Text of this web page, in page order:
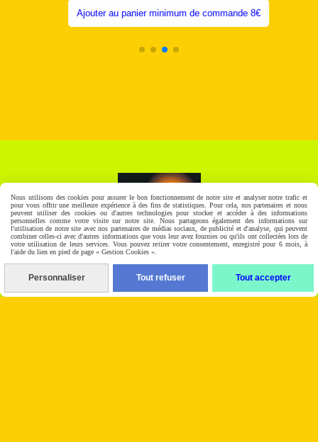
Article hors stock
Conformément aux articles 39 et suivants de la loi n° 78-17 du 6
janvier 1978 modifiée en 2004 relative à l’informatique, aux fichiers
et aux libertés, toute personne peut obtenir communication et, le
Nous utilisons des cookies pour assurer le bon fonctionnement de notre site et analyser notre trafic et
pour vous offrir une meilleure expérience à des fins de statistiques. Pour cela, nos partenaires et nous
peuvent utiliser des cookies ou d'autres technologies pour stocker et accéder à des informations
personnelles comme votre visite sur notre site. Nous partageons également des informations sur
l'utilisation de notre site avec nos partenaires de médias sociaux, de publicité et d'analyse, qui peuvent
combiner celles-ci avec d'autres informations que vous leur avez fournies ou qu'ils ont collectées lors de
votre utilisation de leurs services. Vous pouvez retirer votre consentement, enregistré pour 6 mois, à
l'aide du lien en pied de page « Gestion Cookies ».
Personnaliser Tout refuser Tout accepter